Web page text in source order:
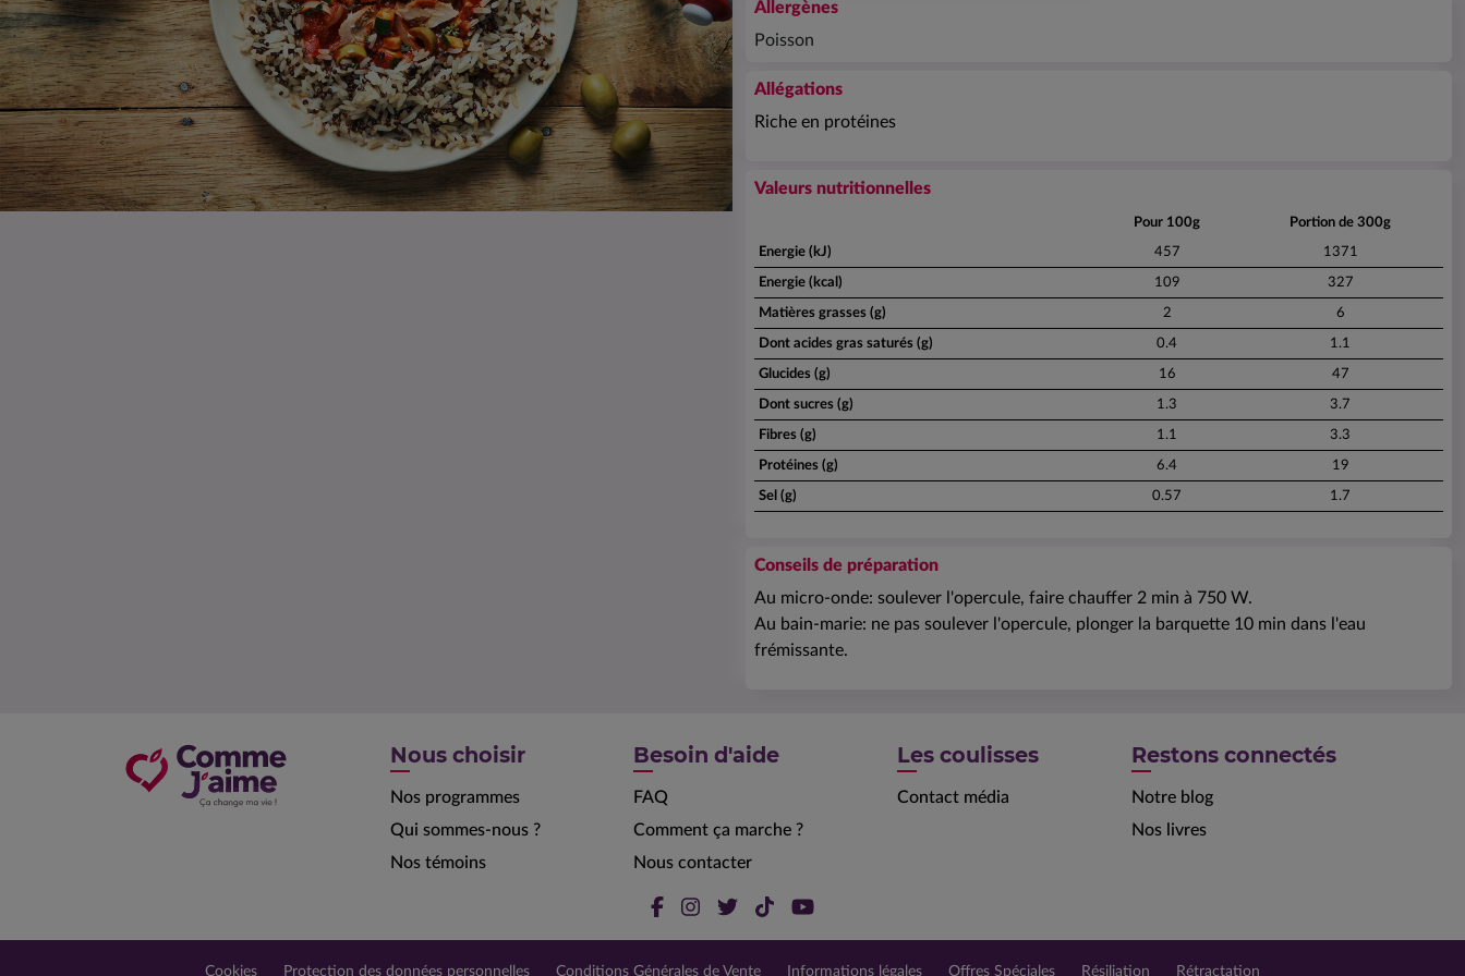
Allergènes
Poisson
Allégations
Riche en protéines
Valeurs nutritionnelles
Pour 100g Portion de 300g
Energie (kJ) 457 1371
Energie (kcal) 109 327
Matières grasses (g) 2 6
Dont acides gras saturés (g) 0.4 1.1
Glucides (g) 16 47
Dont sucres (g) 1.3 3.7
Fibres (g) 1.1 3.3
Protéines (g) 6.4 19
Sel (g) 0.57 1.7
Conseils de préparation
Au micro-onde: soulever l'opercule, faire chauffer 2 min à 750 W.
Au bain-marie: ne pas soulever l'opercule, plonger la barquette 10 min dans l'eau
frémissante.
Nous choisir
Nos programmes
Qui sommes-nous ?
Nos témoins
Besoin d'aide
FAQ
Comment ça marche ?
Nous contacter
Les coulisses
Contact média
Restons connectés
Notre blog
Nos livres
Cookies Protection des données personnelles Conditions Générales de Vente Informations légales Offres Spéciales Résiliation Rétractation